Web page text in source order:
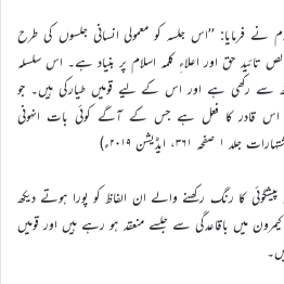
نے فرمایا: ’’اس جلسہ کو معمولی انسانی جلسوں کی طرح
حق اور اعلاءِ کلمہ اسلام پر بنیاد ہے۔ اس سلسلہ
سے رکھی ہے اور اس کے لیے قومیں طیارکی ہیں۔ جو
اس قادر کا فعل ہے جس کے آگے کوئی بات انہونی
کا رنگ رکھنے والے ان الفاظ کو پورا ہوتے دیکھ
میں باقاعدگی سے جلسے منعقد ہو رہے ہیں اور قومیں